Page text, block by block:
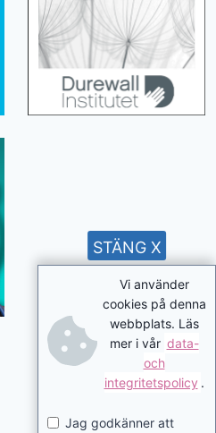
Vi använder
cookies på denna
webbplats. Läs
mer i vår data-
och
integritetspolicy .
Jag godkänner att
STÄNG X